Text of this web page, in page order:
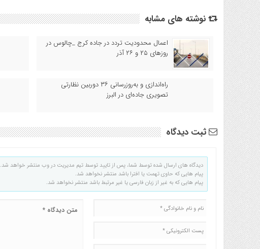
نوشته های مشابه
اعمال محدودیت تردد در جاده کرج _چالوس در
روزهای ۲۵ و ۲۶ آذر
راه‌اندازی و به‌روزرسانی ۳۶ دوربین نظارتی
تصویری جاده‌ای در البرز
ثبت دیدگاه
دیدگاه های ارسال شده توسط شما، پس از تایید توسط تیم مدیریت در وب منتشر خواهد شد.
پیام هایی که حاوی تهمت یا افترا باشد منتشر نخواهد شد.
پیام هایی که به غیر از زبان فارسی یا غیر مرتبط باشد منتشر نخواهد شد.